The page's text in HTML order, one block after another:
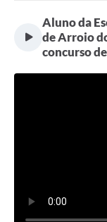
Aluno da
de Arroio
concurso